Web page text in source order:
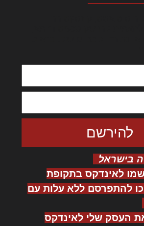
בישראל
לאינדקס בתקופת
להתפרסם ללא עלות עם
העסק שלי לאינדקס